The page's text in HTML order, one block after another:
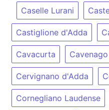
Caselle Lurani
Castiglione d'Adda
Cavacurta
Cervignano d'Adda
Cornegliano Laudense